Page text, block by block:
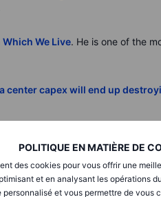
POLITIQUE EN MATIÈRE DE
des cookies pour vous offrir une
et en analysant les opérations
et vous permettre de vous
We Live. He is one of the
center capex will end up
to the wire here
Crude
and the WTI price (coral) deflated